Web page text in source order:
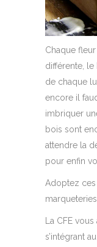
Chaque
différente, le
de chaque
encore il
imbriquer
bois sont
attendre la
pour enfin
Adoptez
marqueteries.
La CFE
s’intégrant